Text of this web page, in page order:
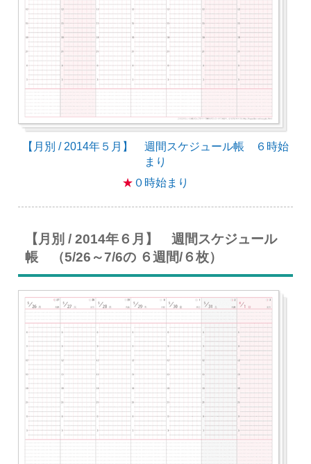
【月別 / 2014年５月】 週間スケジュール帳 ６時始
まり
★ ０時始まり
【月別 / 2014年６月】 週間スケジュール
帳 （5/26～7/6の ６週間/６枚）